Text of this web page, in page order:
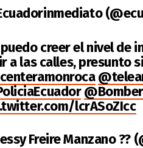
creer el nivel de
a las calles, presunto
lcrASoZIcc
Freire Manzano ??